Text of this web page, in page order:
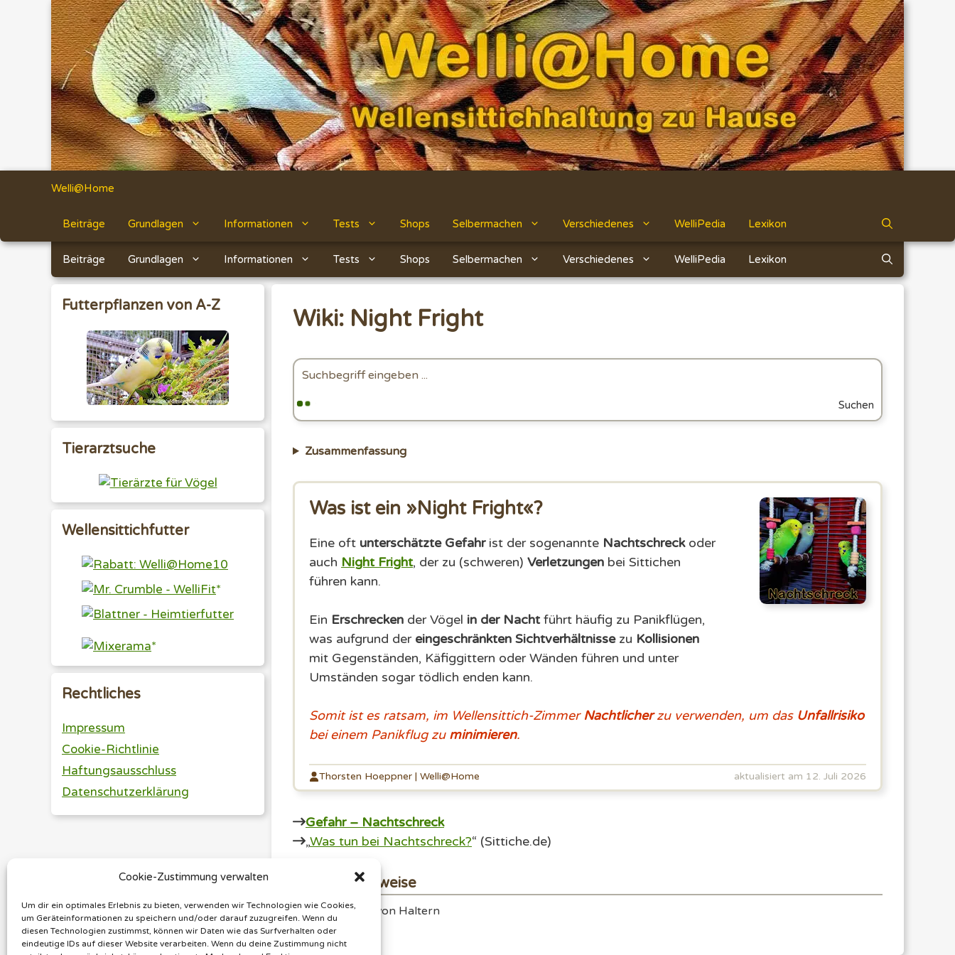
Cookie-Zustimmung verwalten
Um dir ein optimales Erlebnis zu bieten, verwenden wir Technologien wie Cookies,
um Geräteinformationen zu speichern und/oder darauf zuzugreifen. Wenn du
diesen Technologien zustimmst, können wir Daten wie das Surfverhalten oder
eindeutige IDs auf dieser Website verarbeiten. Wenn du deine Zustimmung nicht
Welli@Home
Beiträge Grundlagen Informationen Tests Shops Selbermachen Verschiedenes WelliPedia Lexikon
Beiträge Grundlagen Informationen Tests Shops Selbermachen Verschiedenes WelliPedia Lexikon
Wiki: Night Fright
Suchen
Zusammenfassung
Was ist ein »Night Fright«?
Eine oft unterschätzte Gefahrist der sogenannte Nachtschreckoder
auch Night Fright, der zu (schweren) Verletzungen bei Sittichen
führen kann.
Ein Erschrecken der Vögel in der Nachtführt häufig zu Panikflügen,
was aufgrund der eingeschränkten Sichtverhältnissezu Kollisionen
mit Gegenständen, Käfiggittern oder Wänden führen und unter
Umständen sogar tödlich enden kann.
Somit ist es ratsam, im Wellensittich-Zimmer Nachtlicherzu verwenden, um das Unfallrisiko
bei einem Panikflug zu minimieren.
Thorsten Hoeppner | Welli@Home aktualisiert am 12. Juli 2026
Gefahr – Nachtschreck
„Was tun bei Nachtschreck?“ (Sittiche.de)
Quellennachweise
Erfahrungen von Haltern
Futterpflanzen von A-Z
Tierarztsuche
Wellensittichfutter
Rechtliches
Impressum
Cookie-Richtlinie
Haftungsausschluss
Datenschutzerklärung